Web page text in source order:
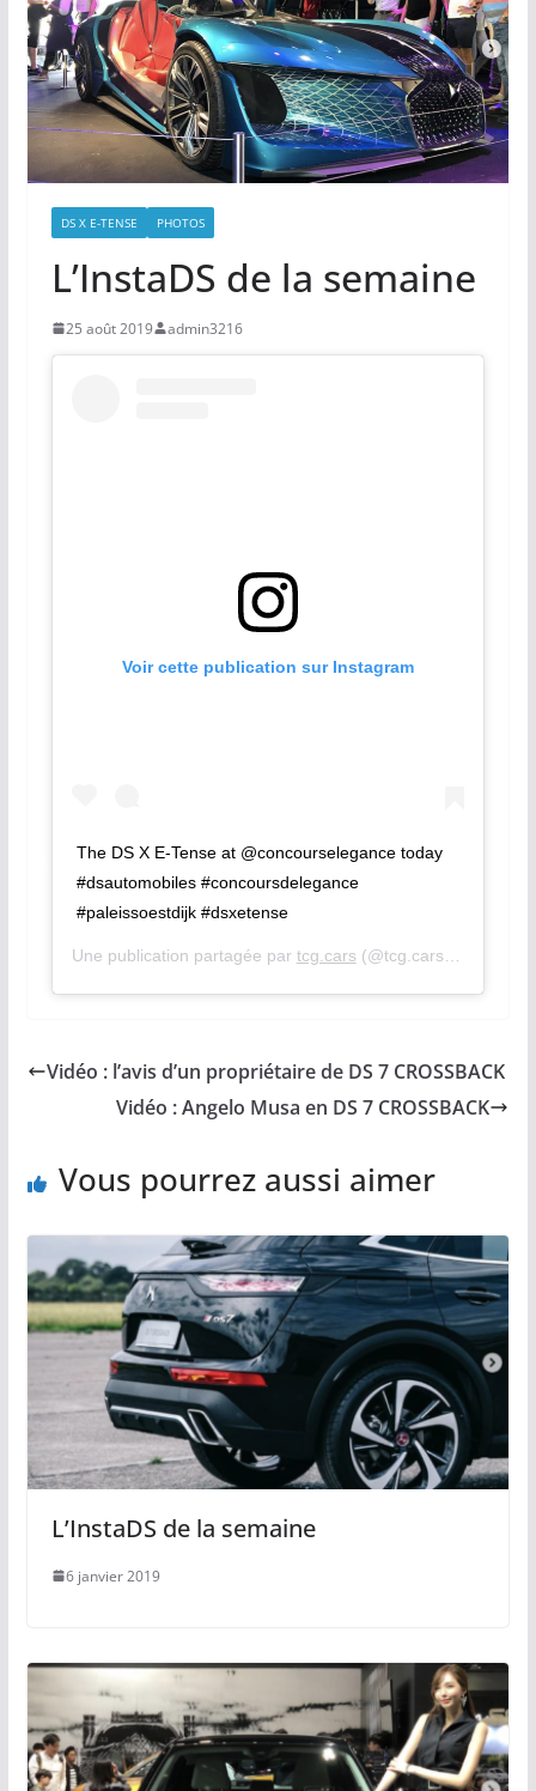
DS X E-TENSE PHOTOS
L’InstaDS de la semaine
25 août 2019 admin3216
Voir cette publication sur Instagram
The DS X E-Tense at @concourselegance today
#dsautomobiles #concoursdelegance
#paleissoestdijk #dsxetense
Une publication partagée par tcg.cars (@tcg.cars) le
Vidéo : l’avis d’un propriétaire de DS 7 CROSSBACK
Vidéo : Angelo Musa en DS 7 CROSSBACK
Vous pourrez aussi aimer
L’InstaDS de la semaine
6 janvier 2019